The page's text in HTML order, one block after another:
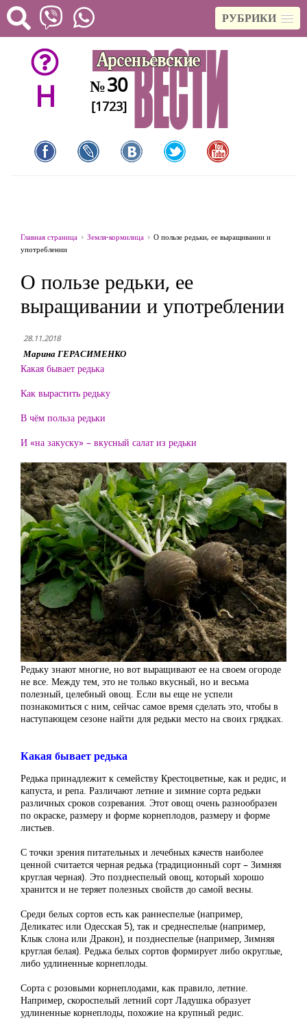
РУБРИКИ
H №30
[1723]
Главная страница Земля-кормилица
О пользе редьки, ее выращивании и
употреблении
О пользе редьки, ее
выращивании и употреблении
28.11.2018
Марина ГЕРАСИМЕНКО
Какая бывает редька
Как вырастить редьку
В чём польза редьки
И «на закуску» – вкусный салат из редьки
Редьку знают многие, но вот выращивают ее на своем огороде
не все. Между тем, это не только вкусный, но и весьма
полезный, целебный овощ. Если вы еще не успели
познакомиться с ним, сейчас самое время сделать это, чтобы в
наступающем сезоне найти для редьки место на своих грядках.
Какая бывает редька
Редька принадлежит к семейству Крестоцветные, как и редис, и
капуста, и репа. Различают летние и зимние сорта редьки
различных сроков созревания. Этот овощ очень разнообразен
по окраске, размеру и форме корнеплодов, размеру и форме
листьев.
С точки зрения питательных и лечебных качеств наиболее
ценной считается черная редька (традиционный сорт – Зимняя
круглая черная). Это позднеспелый овощ, который хорошо
хранится и не теряет полезных свойств до самой весны.
Среди белых сортов есть как раннеспелые (например,
Деликатес или Одесская 5), так и среднеспелые (например,
Клык слона или Дракон), и позднеспелые (например, Зимняя
круглая белая). Редька белых сортов формирует либо округлые,
либо удлиненные корнеплоды.
Сорта с розовыми корнеплодами, как правило, летние.
Например, скороспелый летний сорт Ладушка образует
удлиненные корнеплоды, похожие на крупный редис.